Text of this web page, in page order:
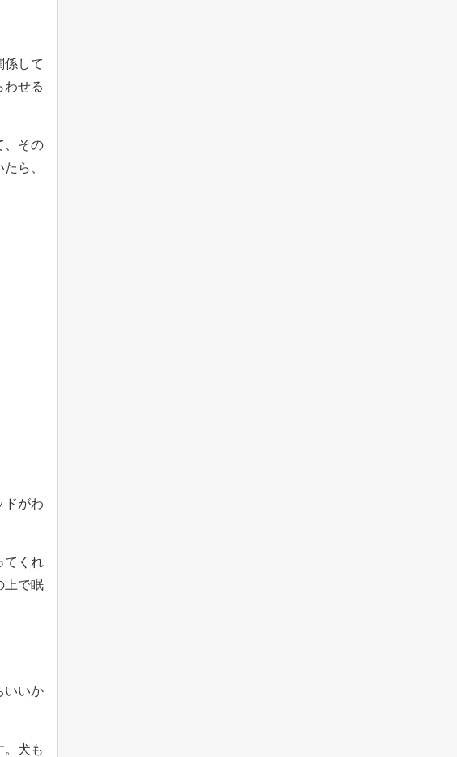
係して
わせる
、その
ら、
ドがわ
てくれ
上で眠
いいか
。犬も